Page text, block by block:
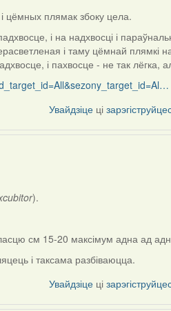
цёмных плямак збоку цела.
і на надхвосці і
і таму цёмнай плямкі
і пахвосце - не так лёгка,
Увайдзіце ці
).
см 15-20 максімум адна ад
і таксама разбіваюцца.
Увайдзіце ці